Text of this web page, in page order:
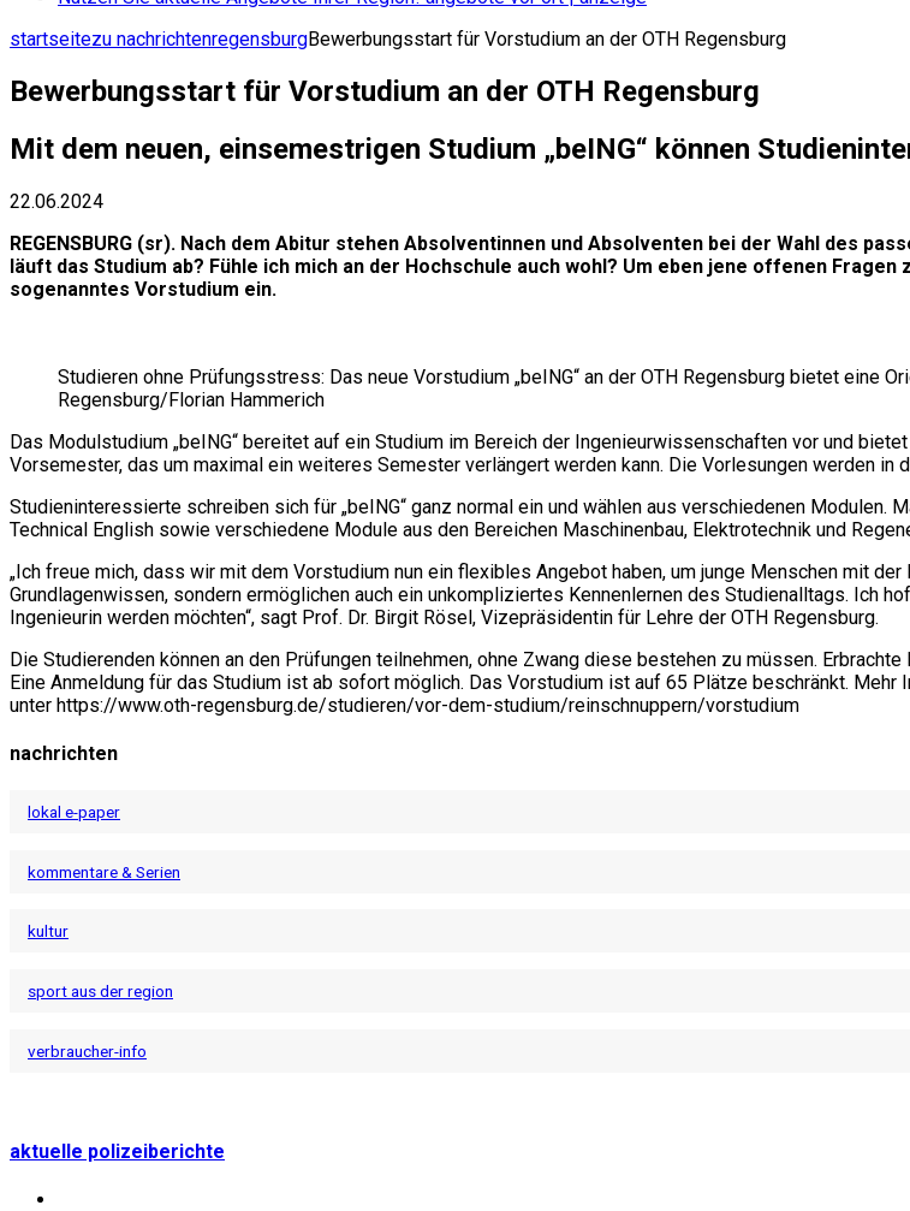
startseitezu nachrichtenregensburgBewerbungsstart für Vorstudium an der OTH Regensburg
Bewerbungsstart für Vorstudium an der OTH Regensburg
Mit dem neuen, einsemestrigen Studium „beING“ können
22.06.2024
REGENSBURG (sr). Nach dem Abitur stehen Absolventinnen und Absolventen bei der Wahl des
läuft das Studium ab? Fühle ich mich an der Hochschule auch wohl? Um eben jene offenen
sogenanntes Vorstudium ein.
Studieren ohne Prüfungsstress: Das neue Vorstudium „beING“ an der OTH Regensburg bietet eine
Regensburg/Florian Hammerich
Das Modulstudium „beING“ bereitet auf ein Studium im Bereich der Ingenieurwissenschaften vor und
Vorsemester, das um maximal ein weiteres Semester verlängert werden kann. Die Vorlesungen werden in
Studieninteressierte schreiben sich für „beING“ ganz normal ein und wählen aus verschiedenen
Technical English sowie verschiedene Module aus den Bereichen Maschinenbau, Elektrotechnik und
„Ich freue mich, dass wir mit dem Vorstudium nun ein flexibles Angebot haben, um junge Menschen mit
Grundlagenwissen, sondern ermöglichen auch ein unkompliziertes Kennenlernen des Studienalltags. Ich
Ingenieurin werden möchten“, sagt Prof. Dr. Birgit Rösel, Vizepräsidentin für Lehre der OTH Regensburg.
Die Studierenden können an den Prüfungen teilnehmen, ohne Zwang diese bestehen zu müssen.
Eine Anmeldung für das Studium ist ab sofort möglich. Das Vorstudium ist auf 65 Plätze beschränkt.
unter https://www.oth-regensburg.de/studieren/vor-dem-studium/reinschnuppern/vorstudium
nachrichten
lokal e-paper
kommentare & Serien
kultur
sport aus der region
verbraucher-info
aktuelle polizeiberichte